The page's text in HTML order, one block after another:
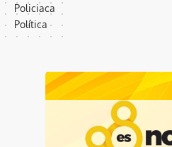
Policiaca
Política